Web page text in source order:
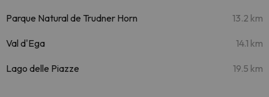
Parque Natural de Trudner Horn 13.2 km
Val d'Ega 14.1 km
Lago delle Piazze 19.5 km